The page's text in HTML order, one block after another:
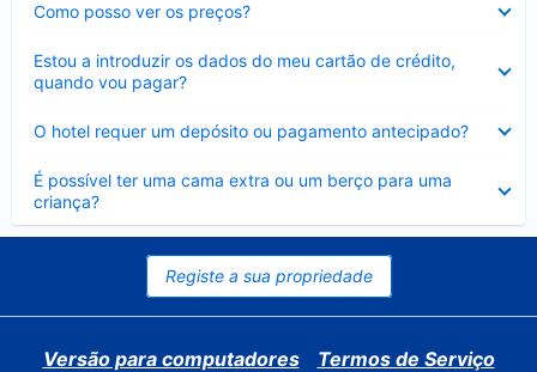
Como posso ver os preços?
fechado
Estou a introduzir os dados do meu cartão de crédito,
quando vou pagar?
fechado
O hotel requer um depósito ou pagamento antecipado?
fechado
É possível ter uma cama extra ou um berço para uma
criança?
Elemento
fechado
Registe a sua propriedade
Versão para computadores
Termos de Serviço